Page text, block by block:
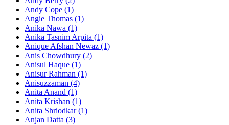
Andy Cope (1)
Angie Thomas (1)
Anika Nawa (1)
Anika Tasnim Arpita (1)
Anique Afshan Newaz (1)
Anis Chowdhury (2)
Anisul Haque (1)
Anisur Rahman (1)
Anisuzzaman (4)
Anita Anand (1)
Anita Krishan (1)
Anita Shriodkar (1)
Anjan Datta (3)